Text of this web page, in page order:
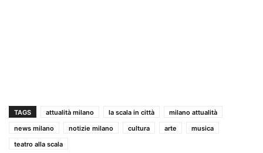
TAGS attualità milano la scala in città
milano attualità
news milano
notizie milano cultura arte
musica
teatro alla scala